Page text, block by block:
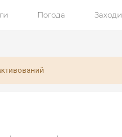
Погода Заходи